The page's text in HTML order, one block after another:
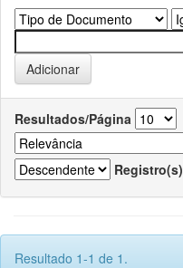
Resultados/Página
Registro(s)
Resultado 1-1 de 1.